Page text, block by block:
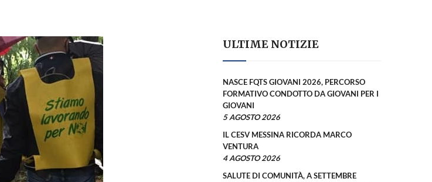
ULTIME NOTIZIE
NASCE FQTS GIOVANI 2026, PERCORSO
FORMATIVO CONDOTTO DA GIOVANI PER I
GIOVANI
5 AGOSTO 2026
IL CESV MESSINA RICORDA MARCO
VENTURA
4 AGOSTO 2026
SALUTE DI COMUNITÀ, A SETTEMBRE